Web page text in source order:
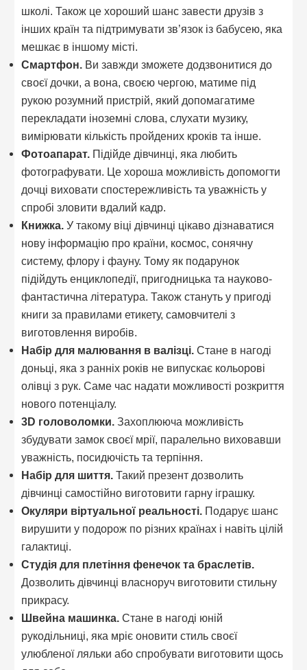
школі. Також це хороший шанс завести друзів з
інших країн та підтримувати зв’язок із бабусею, яка
мешкає в іншому місті.
Смартфон. Ви завжди зможете додзвонитися до
своєї дочки, а вона, своєю чергою, матиме під
рукою розумний пристрій, який допомагатиме
перекладати іноземні слова, слухати музику,
вимірювати кількість пройдених кроків та інше.
Фотоапарат. Підійде дівчинці, яка любить
фотографувати. Це хороша можливість допомогти
дочці виховати спостережливість та уважність у
спробі зловити вдалий кадр.
Книжка. У такому віці дівчинці цікаво дізнаватися
нову інформацію про країни, космос, сонячну
систему, флору і фауну. Тому як подарунок
підійдуть енциклопедії, пригодницька та науково-
фантастична література. Також стануть у пригоді
книги за правилами етикету, самовчителі з
виготовлення виробів.
Набір для малювання в валізці. Стане в нагоді
доньці, яка з ранніх років не випускає кольорові
олівці з рук. Саме час надати можливості розкриття
нового потенціалу.
3D головоломки. Захоплююча можливість
збудувати замок своєї мрії, паралельно виховавши
уважність, посидючість та терпіння.
Набір для шиття. Такий презент дозволить
дівчинці самостійно виготовити гарну іграшку.
Окуляри віртуальної реальності. Подарує шанс
вирушити у подорож по різних країнах і навіть цілій
галактиці.
Студія для плетіння фенечок та браслетів.
Дозволить дівчинці власноруч виготовити стильну
прикрасу.
Швейна машинка. Стане в нагоді юній
рукодільниці, яка мріє оновити стиль своєї
улюбленої ляльки або спробувати виготовити щось